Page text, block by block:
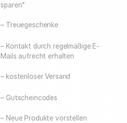
sparen"
– Treuegeschenke
– Kontakt durch regelmäßige E-
Mails aufrecht erhalten
– kostenloser Versand
– Gutscheincodes
– Neue Produkte vorstellen